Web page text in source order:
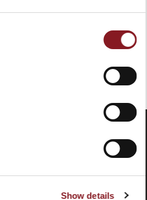
Show details